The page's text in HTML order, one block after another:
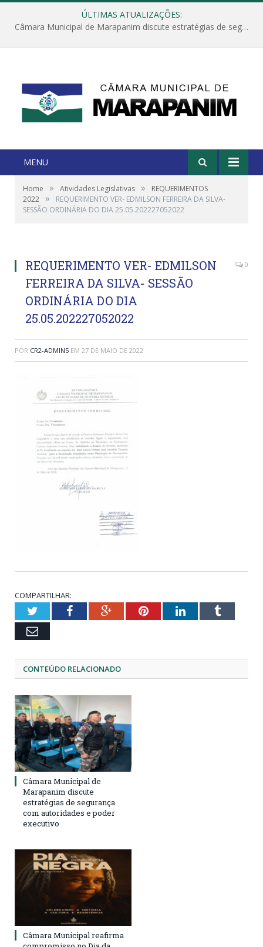
ÚLTIMAS ATUALIZAÇÕES:
Câmara Municipal de Marapanim discute estratégias de segurança com autoridades e poder executivo
MENU
Home » Atividades Legislativas »
REQUERIMENTOS
2022 »
REQUERIMENTO VER- EDMILSON FERREIRA DA SILVA-
SESSÃO ORDINÁRIA DO DIA 25.05.202227052022
REQUERIMENTO VER- EDMILSON
FERREIRA DA SILVA- SESSÃO
ORDINÁRIA DO DIA
25.05.202227052022
0
POR CR2-ADMIN5 EM 27 DE MAIO DE 2022
COMPARTILHAR:
TwitterFacebookGoogle+PinterestLinkedInTumblr
Email
CONTEÚDO RELACIONADO
Câmara Municipal de
Marapanim discute
estratégias de segurança
com autoridades e poder
executivo
Câmara Municipal reafirma